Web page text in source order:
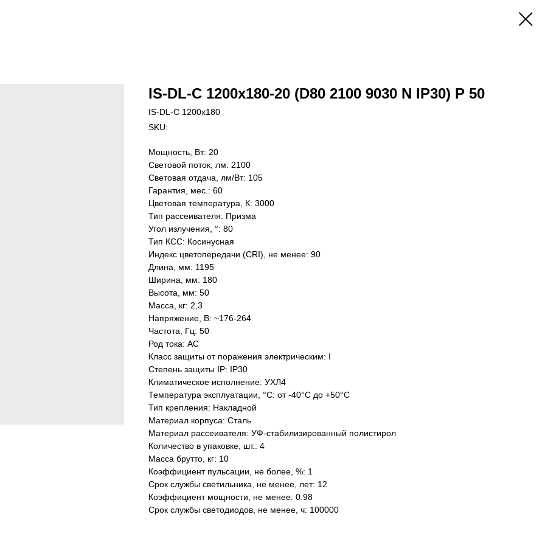
IS-DL-C 1200x180-20 (D80 2100 9030 N IP30) P 50
IS-DL-C 1200x180
SKU:
Мощность, Вт: 20
Световой поток, лм: 2100
Световая отдача, лм/Вт: 105
Гарантия, мес.: 60
Цветовая температура, К: 3000
Тип рассеивателя: Призма
Угол излучения, °: 80
Тип КСС: Косинусная
Индекс цветопередачи (CRI), не менее: 90
Длина, мм: 1195
Ширина, мм: 180
Высота, мм: 50
Масса, кг: 2,3
Напряжение, В: ~176-264
Частота, Гц: 50
Род тока: AC
Класс защиты от поражения электрическим: I
Степень защиты IP: IP30
Климатическое исполнение: УХЛ4
Температура эксплуатации, °С: от -40°C до +50°C
Тип крепления: Накладной
Материал корпуса: Сталь
Материал рассеивателя: УФ-стабилизированный полистирол
Количество в упаковке, шт.: 4
Масса брутто, кг: 10
Коэффициент пульсации, не более, %: 1
Срок службы светильника, не менее, лет: 12
Коэффициент мощности, не менее: 0.98
Срок службы светодиодов, не менее, ч: 100000